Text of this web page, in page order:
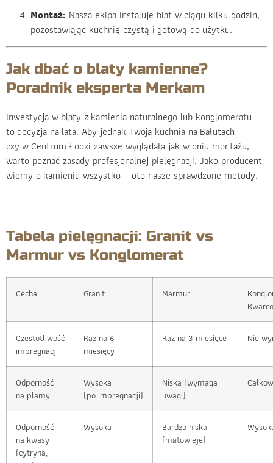
Montaż: Nasza ekipa instaluje blat w ciągu kilku godzin,
pozostawiając kuchnię czystą i gotową do użytku.
Jak dbać o blaty kamienne?
Poradnik eksperta Merkam
Inwestycja w blaty z kamienia naturalnego lub konglomeratu
to decyzja na lata. Aby jednak Twoja kuchnia na Bałutach
czy w Centrum Łodzi zawsze wyglądała jak w dniu montażu,
warto poznać zasady profesjonalnej pielęgnacji. Jako producent
wiemy o kamieniu wszystko – oto nasze sprawdzone metody.
Tabela pielęgnacji: Granit vs
Marmur vs Konglomerat
Cecha Granit Marmur
Częstotliwość
impregnacji
Raz na 6
miesięcy
Raz na 3 miesięce Nie
Odporność
na plamy
Wysoka
(po impregnacji)
Niska (wymaga
uwagi)
Odporność
na kwasy
(cytryna,
Wysoka
Bardzo niska
(matowieje)